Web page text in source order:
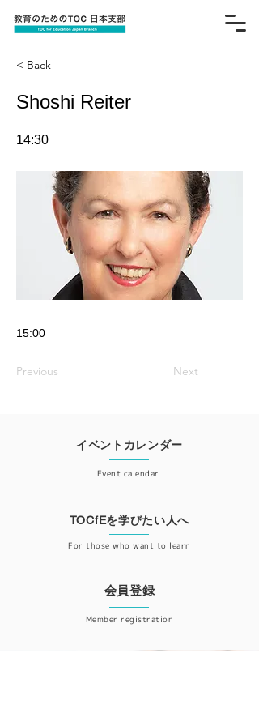
< Back
Shoshi Reiter
14:30
15:00
Previous Next
イベントカレンダー
Event calendar
TOCfEを学びたい人へ
For those who want to learn
会員登録
Member registration